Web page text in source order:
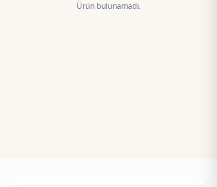
Ürün bulunamadı.